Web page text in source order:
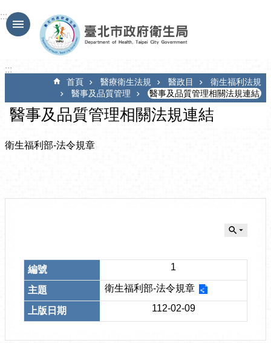
跳到主要內容區塊
:::
:::
首頁 醫療衛生法規 醫政目
衛生福利法規
醫事及品質管理
醫事及品質管理相關法規連結
醫事及品質管理相關法規連結
衛生福利部-法令規章
1
衛生福利部-法令規章
112-02-09